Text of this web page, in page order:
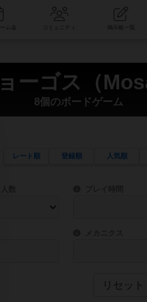
コミュニティ
ーゴス（
8個のボードゲーム
レート順 登録順 人気順
目安となる所要
リーを指定することができます。直感
ゲーム性を構成
リセット